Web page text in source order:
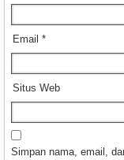
Email *
Situs Web
Simpan nama, email,